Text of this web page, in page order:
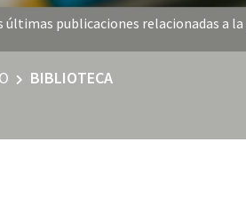
últimas publicaciones relacionadas a
BIBLIOTECA